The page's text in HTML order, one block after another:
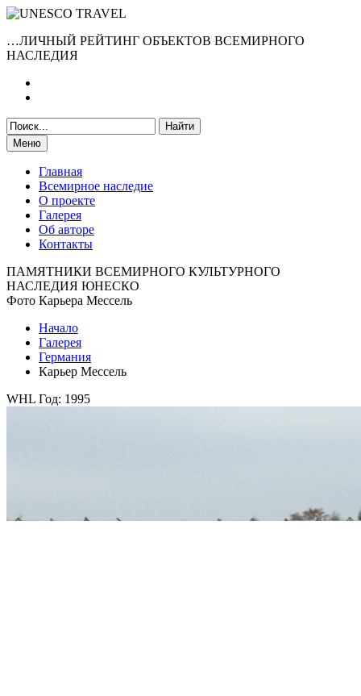
…ЛИЧНЫЙ РЕЙТИНГ ОБЪЕКТОВ ВСЕМИРНОГО
НАСЛЕДИЯ
Меню
Главная
Всемирное наследие
О проекте
Галерея
Об авторе
Контакты
ПАМЯТНИКИ ВСЕМИРНОГО КУЛЬТУРНОГО
НАСЛЕДИЯ ЮНЕСКО
Фото Карьера Мессель
Начало
Галерея
Германия
Карьер Мессель
WHL Год: 1995